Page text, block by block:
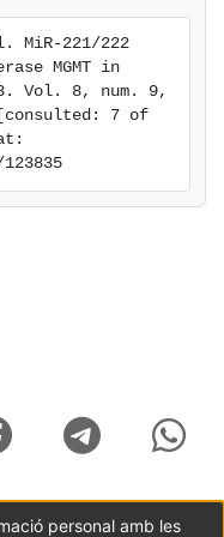
may poor
MiR-221/222
MGMT in
Vol. 8, num. 9,
7 of
personal amb les